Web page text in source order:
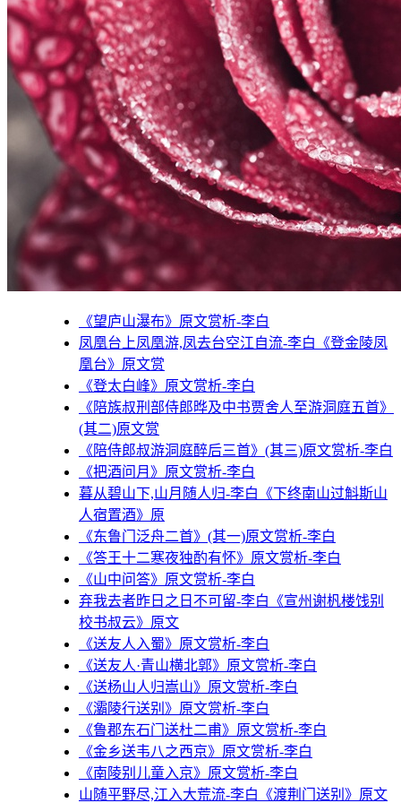
《望庐山瀑布》原文赏析-李白
凤凰台上凤凰游,凤去台空江自流-李白《登金陵凤
凰台》原文赏
《登太白峰》原文赏析-李白
《陪族叔刑部侍郎晔及中书贾舍人至游洞庭五首》
(其二)原文赏
《陪侍郎叔游洞庭醉后三首》(其三)原文赏析-李白
《把酒问月》原文赏析-李白
暮从碧山下,山月随人归-李白《下终南山过斛斯山
人宿置酒》原
《东鲁门泛舟二首》(其一)原文赏析-李白
《答王十二寒夜独酌有怀》原文赏析-李白
《山中问答》原文赏析-李白
弃我去者昨日之日不可留-李白《宣州谢杋楼饯别
校书叔云》原文
《送友人入蜀》原文赏析-李白
《送友人·青山横北郭》原文赏析-李白
《送杨山人归嵩山》原文赏析-李白
《灞陵行送别》原文赏析-李白
《鲁郡东石门送杜二甫》原文赏析-李白
《金乡送韦八之西京》原文赏析-李白
《南陵别儿童入京》原文赏析-李白
山随平野尽,江入大荒流-李白《渡荆门送别》原文